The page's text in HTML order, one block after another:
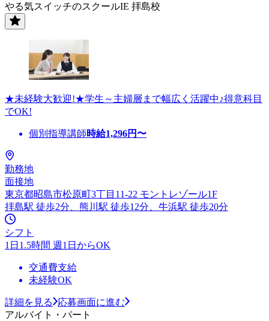
やる気スイッチのスクールIE 拝島校
★未経験大歓迎!★学生～主婦層まで幅広く活躍中♪得意科目
でOK!
個別指導講師時給1,296円〜
勤務地
面接地
東京都昭島市松原町3丁目11-22 モントレゾール1F
拝島駅 徒歩2分、熊川駅 徒歩12分、牛浜駅 徒歩20分
シフト
1日1.5時間 週1日からOK
交通費支給
未経験OK
詳細を見る
応募画面に進む
アルバイト・パート